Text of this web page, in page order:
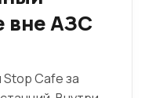
вне АЗС
Cafe за